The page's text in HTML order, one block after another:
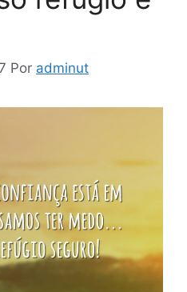
Por adminut